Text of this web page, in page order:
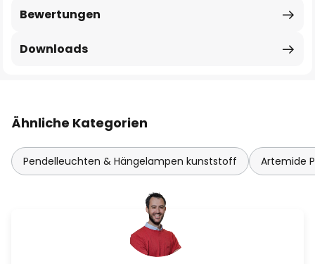
Bewertungen
Downloads
Ähnliche Kategorien
Pendelleuchten & Hängelampen kunststoff Artemide